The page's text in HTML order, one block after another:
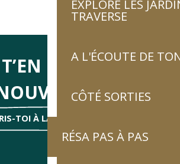
EXPLORE LES
TRAVERSE
A L'ÉCOUTE DE
CÔTÉ SORTIES
RÉSA PAS À PAS
DIRA DES
TOI À LA NEWSLETTER !